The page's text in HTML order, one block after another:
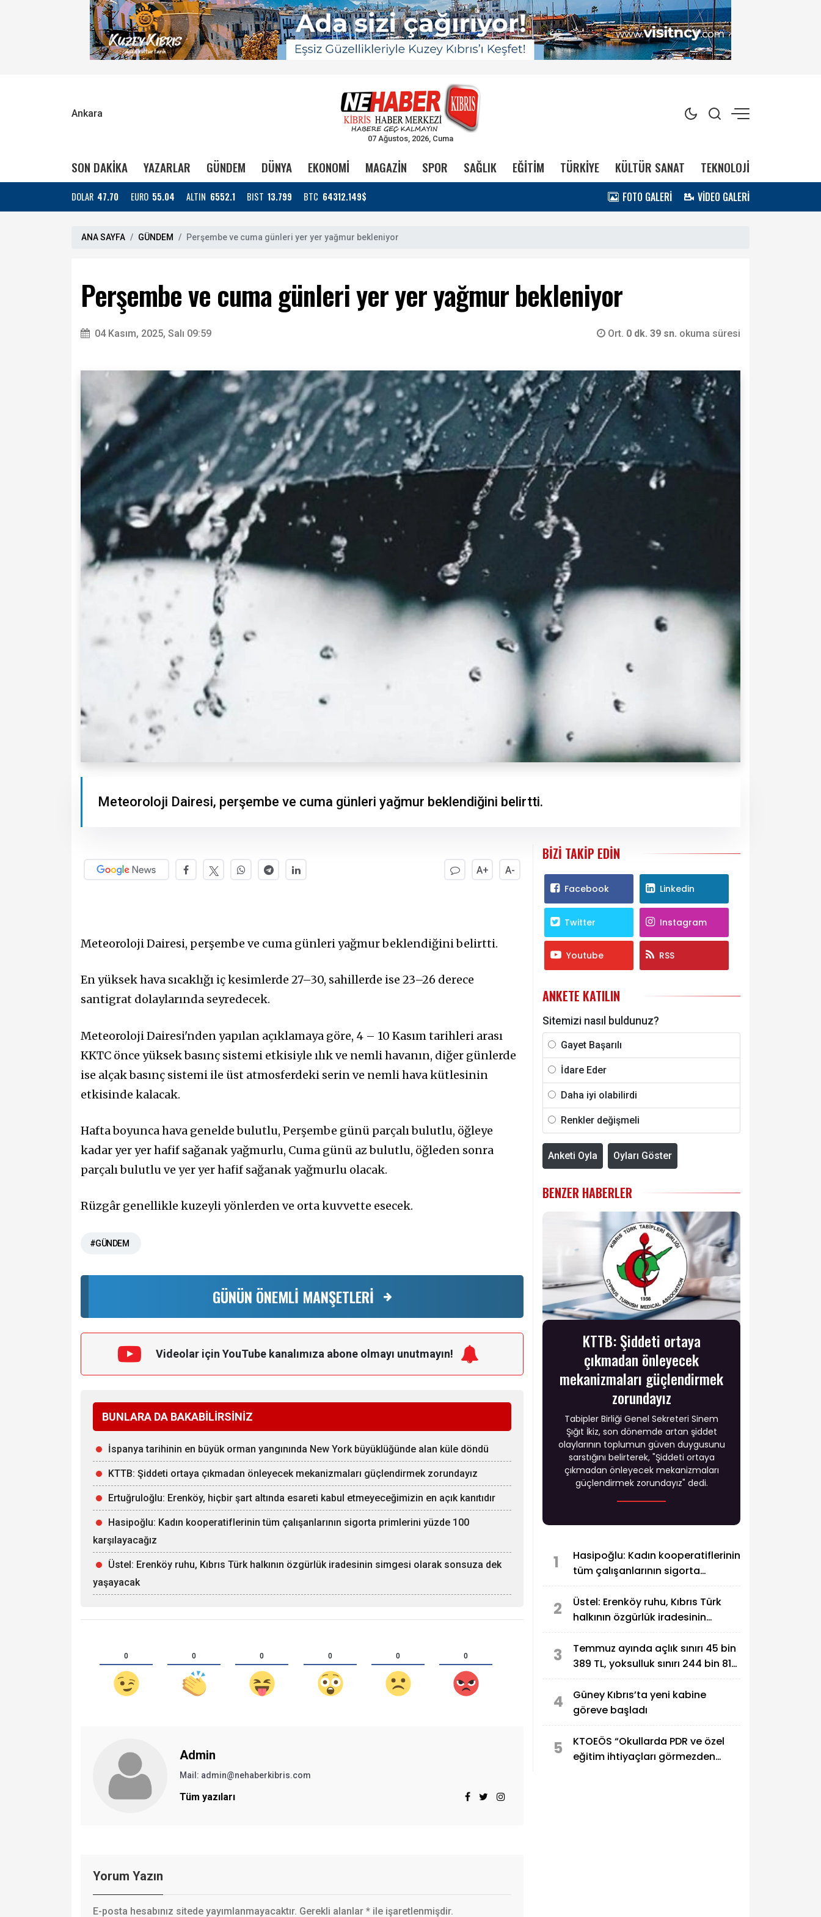
Ankara
07 Ağustos, 2026, Cuma
SON DAKİKA YAZARLAR GÜNDEM DÜNYA EKONOMİ MAGAZİN SPOR SAĞLIK EĞİTİM TÜRKİYE KÜLTÜR SANAT TEKNOLOJİ
DOLAR 47.70 EURO 55.04 ALTIN 6552.1 BIST 13.799 BTC 64312.149$ FOTO GALERİ VİDEO GALERİ
ANA SAYFA GÜNDEM Perşembe ve cuma günleri yer yer yağmur bekleniyor
Perşembe ve cuma günleri yer yer yağmur bekleniyor
04 Kasım, 2025, Salı 09:59 Ort. 0 dk. 39 sn. okuma süresi
Meteoroloji Dairesi, perşembe ve cuma günleri yağmur beklendiğini belirtti.
A+ A-
Meteoroloji Dairesi, perşembe ve cuma günleri yağmur beklendiğini belirtti.
En yüksek hava sıcaklığı iç kesimlerde 27–30, sahillerde ise 23–26 derece
santigrat dolaylarında seyredecek.
Meteoroloji Dairesi'nden yapılan açıklamaya göre, 4 – 10 Kasım tarihleri arası
KKTC önce yüksek basınç sistemi etkisiyle ılık ve nemli havanın, diğer günlerde
ise alçak basınç sistemi ile üst atmosferdeki serin ve nemli hava kütlesinin
etkisinde kalacak.
Hafta boyunca hava genelde bulutlu, Perşembe günü parçalı bulutlu, öğleye
kadar yer yer hafif sağanak yağmurlu, Cuma günü az bulutlu, öğleden sonra
parçalı bulutlu ve yer yer hafif sağanak yağmurlu olacak.
Rüzgâr genellikle kuzeyli yönlerden ve orta kuvvette esecek.
#GÜNDEM
GÜNÜN ÖNEMLİ MANŞETLERİ
Videolar için YouTube kanalımıza abone olmayı unutmayın!
BUNLARA DA BAKABİLİRSİNİZ
İspanya tarihinin en büyük orman yangınında New York büyüklüğünde alan küle döndü
KTTB: Şiddeti ortaya çıkmadan önleyecek mekanizmaları güçlendirmek zorundayız
Ertuğruloğlu: Erenköy, hiçbir şart altında esareti kabul etmeyeceğimizin en açık kanıtıdır
Hasipoğlu: Kadın kooperatiflerinin tüm çalışanlarının sigorta primlerini yüzde 100
karşılayacağız
Üstel: Erenköy ruhu, Kıbrıs Türk halkının özgürlük iradesinin simgesi olarak sonsuza dek
yaşayacak
0 0 0 0 0 0
Admin
Mail: admin@nehaberkibris.com
Tüm yazıları
Yorum Yazın
E-posta hesabınız sitede yayımlanmayacaktır. Gerekli alanlar * ile işaretlenmişdir.
BIZI TAKIP EDIN
Facebook Linkedin
Twitter Instagram
Youtube RSS
ANKETE KATILIN
Sitemizi nasıl buldunuz?
Gayet Başarılı
İdare Eder
Daha iyi olabilirdi
Renkler değişmeli
Anketi Oyla Oyları Göster
BENZER HABERLER
KTTB: Şiddeti ortaya
çıkmadan önleyecek
mekanizmaları güçlendirmek
zorundayız
Tabipler Birliği Genel Sekreteri Sinem
Şığıt İkiz, son dönemde artan şiddet
olaylarının toplumun güven duygusunu
sarstığını belirterek, "Şiddeti ortaya
çıkmadan önleyecek mekanizmaları
güçlendirmek zorundayız" dedi.
1
Hasipoğlu: Kadın kooperatiflerinin
tüm çalışanlarının sigorta
karşılayacağız
2
Üstel: Erenköy ruhu, Kıbrıs Türk
halkının özgürlük iradesinin
yaşayacak
3
Temmuz ayında açlık sınırı 45 bin
389 TL, yoksulluk sınırı 244 bin 818
4
Güney Kıbrıs’ta yeni kabine
göreve başladı
5
KTOEÖS “Okullarda PDR ve özel
eğitim ihtiyaçları görmezden